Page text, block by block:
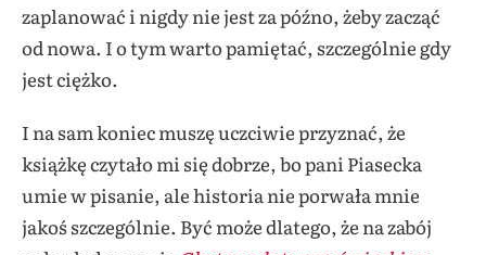
zaplanować i nigdy nie jest za późno, żeby zacząć
od nowa. I o tym warto pamiętać, szczególnie gdy
jest ciężko.
I na sam koniec muszę uczciwie przyznać, że
książkę czytało mi się dobrze, bo pani Piasecka
umie w pisanie, ale historia nie porwała mnie
jakoś szczególnie. Być może dlatego, że na zabój